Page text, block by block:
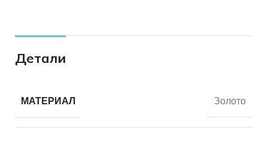
Детали
МАТЕРИАЛ Золото